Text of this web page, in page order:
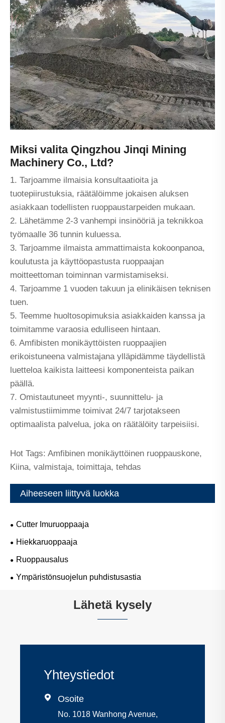
Miksi valita Qingzhou Jinqi Mining
Machinery Co., Ltd?
1. Tarjoamme ilmaisia ​​konsultaatioita ja
tuotepiirustuksia, räätälöimme jokaisen aluksen
asiakkaan todellisten ruoppaustarpeiden mukaan.
2. Lähetämme 2-3 vanhempi insinööriä ja teknikkoa
työmaalle 36 tunnin kuluessa.
3. Tarjoamme ilmaista ammattimaista kokoonpanoa,
koulutusta ja käyttöopastusta ruoppaajan
moitteettoman toiminnan varmistamiseksi.
4. Tarjoamme 1 vuoden takuun ja elinikäisen teknisen
tuen.
5. Teemme huoltosopimuksia asiakkaiden kanssa ja
toimitamme varaosia edulliseen hintaan.
6. Amfibisten monikäyttöisten ruoppaajien
erikoistuneena valmistajana ylläpidämme täydellistä
luetteloa kaikista laitteesi komponenteista paikan
päällä.
7. Omistautuneet myynti-, suunnittelu- ja
valmistustiimimme toimivat 24/7 tarjotakseen
optimaalista palvelua, joka on räätälöity tarpeisiisi.
Hot Tags: Amfibinen monikäyttöinen ruoppauskone,
Kiina, valmistaja, toimittaja, tehdas
Aiheeseen liittyvä luokka
Cutter Imuruoppaaja
Hiekkaruoppaaja
Ruoppausalus
Ympäristönsuojelun puhdistusastia
Lähetä kysely
Yhteystiedot
 Osoite
No. 1018 Wanhong Avenue,